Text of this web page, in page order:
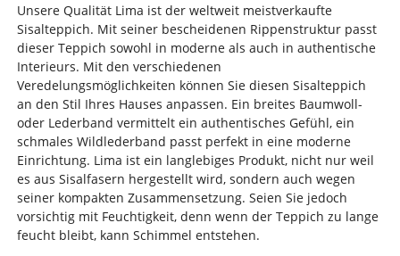
Unsere Qualität Lima ist der weltweit meistverkaufte
Sisalteppich. Mit seiner bescheidenen Rippenstruktur passt
dieser Teppich sowohl in moderne als auch in authentische
Interieurs. Mit den verschiedenen
Veredelungsmöglichkeiten können Sie diesen Sisalteppich
an den Stil Ihres Hauses anpassen. Ein breites Baumwoll-
oder Lederband vermittelt ein authentisches Gefühl, ein
schmales Wildlederband passt perfekt in eine moderne
Einrichtung. Lima ist ein langlebiges Produkt, nicht nur weil
es aus Sisalfasern hergestellt wird, sondern auch wegen
seiner kompakten Zusammensetzung. Seien Sie jedoch
vorsichtig mit Feuchtigkeit, denn wenn der Teppich zu lange
feucht bleibt, kann Schimmel entstehen.